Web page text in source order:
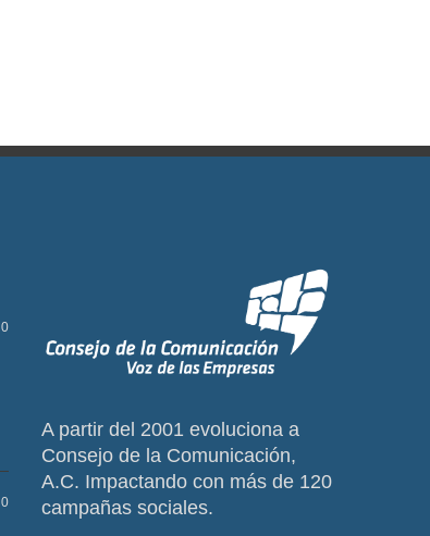
0
0
A partir del 2001 evoluciona a
Consejo de la Comunicación,
A.C. Impactando con más de 120
campañas sociales.